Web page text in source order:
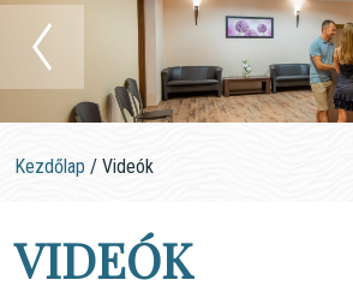
Kezdőlap / Videók
VIDEÓK